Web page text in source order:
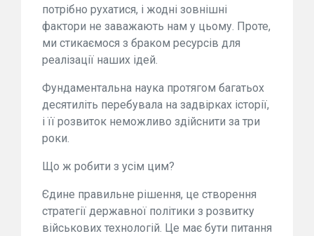
потрібно рухатися, і жодні зовнішні
фактори не заважають нам у цьому. Проте,
ми стикаємося з браком ресурсів для
реалізації наших ідей.
Фундаментальна наука протягом багатьох
десятиліть перебувала на задвірках історії,
і її розвиток неможливо здійснити за три
роки.
Що ж робити з усім цим?
Єдине правильне рішення, це створення
стратегії державної політики з розвитку
військових технологій. Це має бути питання